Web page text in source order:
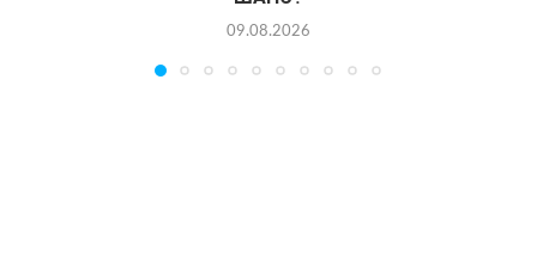
09.08.2026